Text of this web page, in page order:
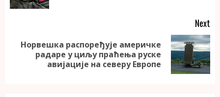
Next
Next
Норвешка распоређује америчке
радаре у циљу праћења руске
авијације на северу Европе